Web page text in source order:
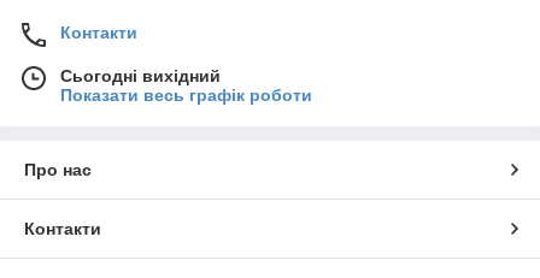
Контакти
Сьогодні вихідний
Показати весь графік роботи
Про нас
Контакти